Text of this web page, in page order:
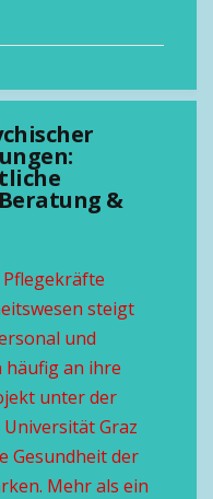
&
steigt
und
häufig an ihre
unter der
Graz
Gesundheit der
Mehr als ein